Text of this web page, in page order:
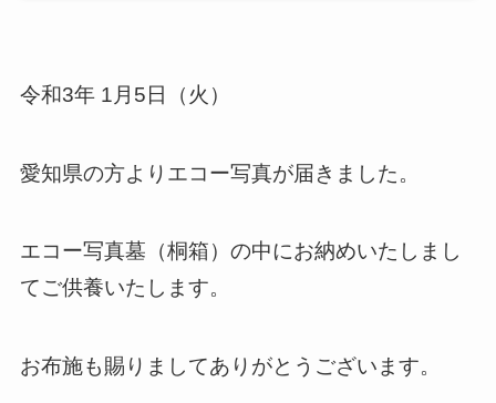
令和3年 1月5日（火）
愛知県の方よりエコー写真が届きました。
エコー写真墓（桐箱）の中にお納めいたしまし
てご供養いたします。
お布施も賜りましてありがとうございます。